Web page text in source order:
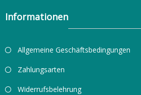
Informationen
Allgemeine Geschäftsbedingungen
Zahlungsarten
Widerrufsbelehrung